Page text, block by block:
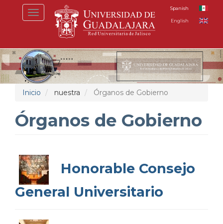
Toggle
navigation
Spanish
English
Inicio nuestra Órganos de Gobierno
Órganos de Gobierno
Honorable Consejo
General Universitario